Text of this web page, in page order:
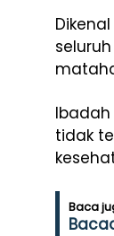
tidak
Baca